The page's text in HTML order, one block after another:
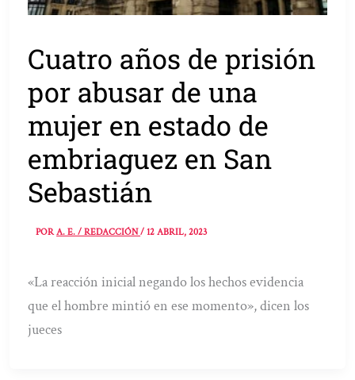
Cuatro años de prisión
por abusar de una
mujer en estado de
embriaguez en San
Sebastián
PORA. E. / REDACCIÓN/12 ABRIL, 2023
«La reacción inicial negando los hechos evidencia
que el hombre mintió en ese momento», dicen los
jueces